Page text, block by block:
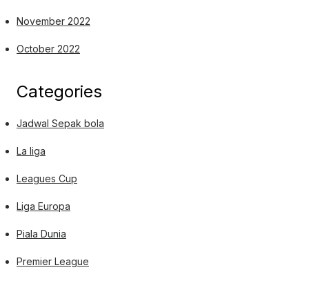
November 2022
October 2022
Categories
Jadwal Sepak bola
La liga
Leagues Cup
Liga Europa
Piala Dunia
Premier League